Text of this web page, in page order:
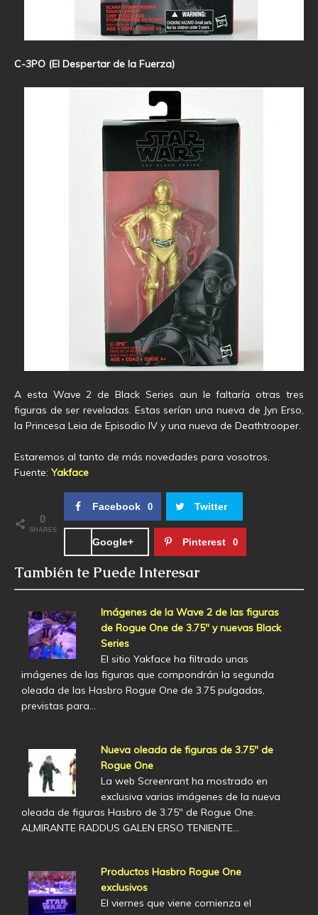
C-3PO (El Despertar de la Fuerza)
A esta Wave 2 de Black Series aun le faltaría otras tres
figuras de ser reveladas. Estas serían una nueva de Jyn Erso,
la Princesa Leia de Episodio IV y una nueva de Deathtrooper.
Estaremos al tanto de más novedades para vosotros.
Fuente: Yakface
0
SHARES
Facebook 0 Twitter
Google+ Pinterest 0
También te Puede Interesar
Imágenes de la Wave 2 de las figuras
de Rogue One de 3.75" y nuevas Black
Series
El sitio Yakface ha filtrado unas
imágenes de las figuras que compondrán la segunda
oleada de las Hasbro Rogue One de 3.75 pulgadas,
previstas para…
Nueva oleada de figuras de 3.75" de
Rogue One
La web Screenrant ha mostrado en
exclusiva varias imágenes de la nueva
oleada de figuras Hasbro de 3.75" de Rogue One.
ALMIRANTE RADDUS GALEN ERSO TENIENTE…
Productos Hasbro Rogue One
exclusivos
El viernes que viene comienza el